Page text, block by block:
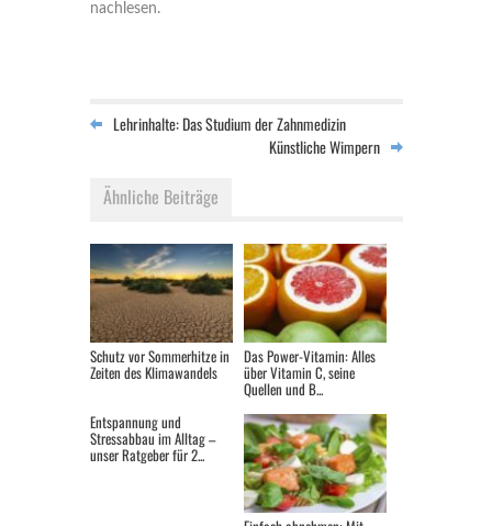
nachlesen.
Lehrinhalte: Das Studium der Zahnmedizin
Künstliche Wimpern
Ähnliche Beiträge
Schutz vor Sommerhitze in
Zeiten des Klimawandels
Das Power-Vitamin: Alles
über Vitamin C, seine
Quellen und B...
Entspannung und
Stressabbau im Alltag –
unser Ratgeber für 2...